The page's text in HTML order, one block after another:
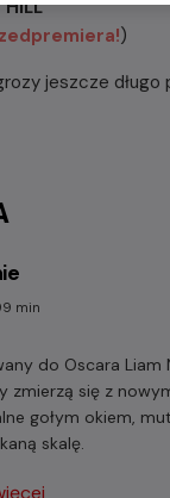
HILL
)
jeszcze
min
do Oscara Liam
zmierzą się z
gołym okiem,
skalę.